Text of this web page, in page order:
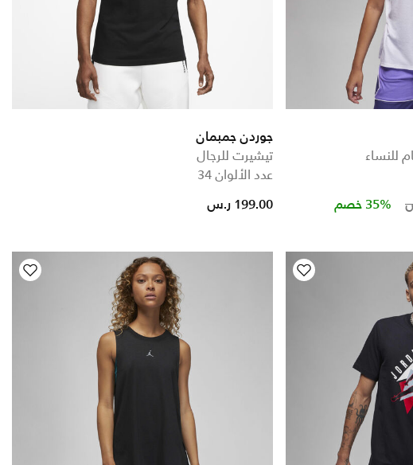
للنساء
Price
to 35% خصم
جوردن جمبمان
تيشيرت للرجال
عدد الألوان 34
199.00 ر.س